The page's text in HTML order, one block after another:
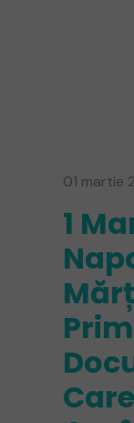
01 martie
1